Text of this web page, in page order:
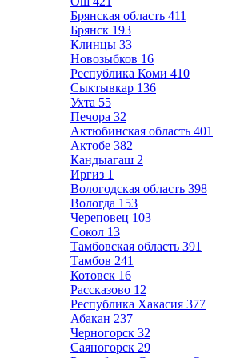
Брянская область 411
Брянск 193
Клинцы 33
Новозыбков 16
Республика Коми 410
Сыктывкар 136
Ухта 55
Печора 32
Актюбинская область 401
Актобе 382
Кандыагаш 2
Иргиз 1
Вологодская область 398
Вологда 153
Череповец 103
Сокол 13
Тамбовская область 391
Тамбов 241
Котовск 16
Рассказово 12
Республика Хакасия 377
Абакан 237
Черногорск 32
Саяногорск 29